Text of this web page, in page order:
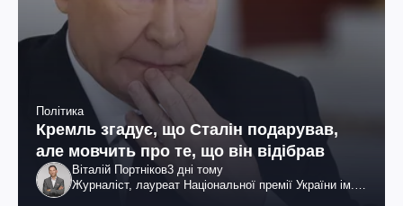
Політика
Кремль згадує, що Сталін подарував,
але мовчить про те, що він відібрав
Віталій Портніков3 дні тому
Журналіст, лауреат Національної премії України ім.